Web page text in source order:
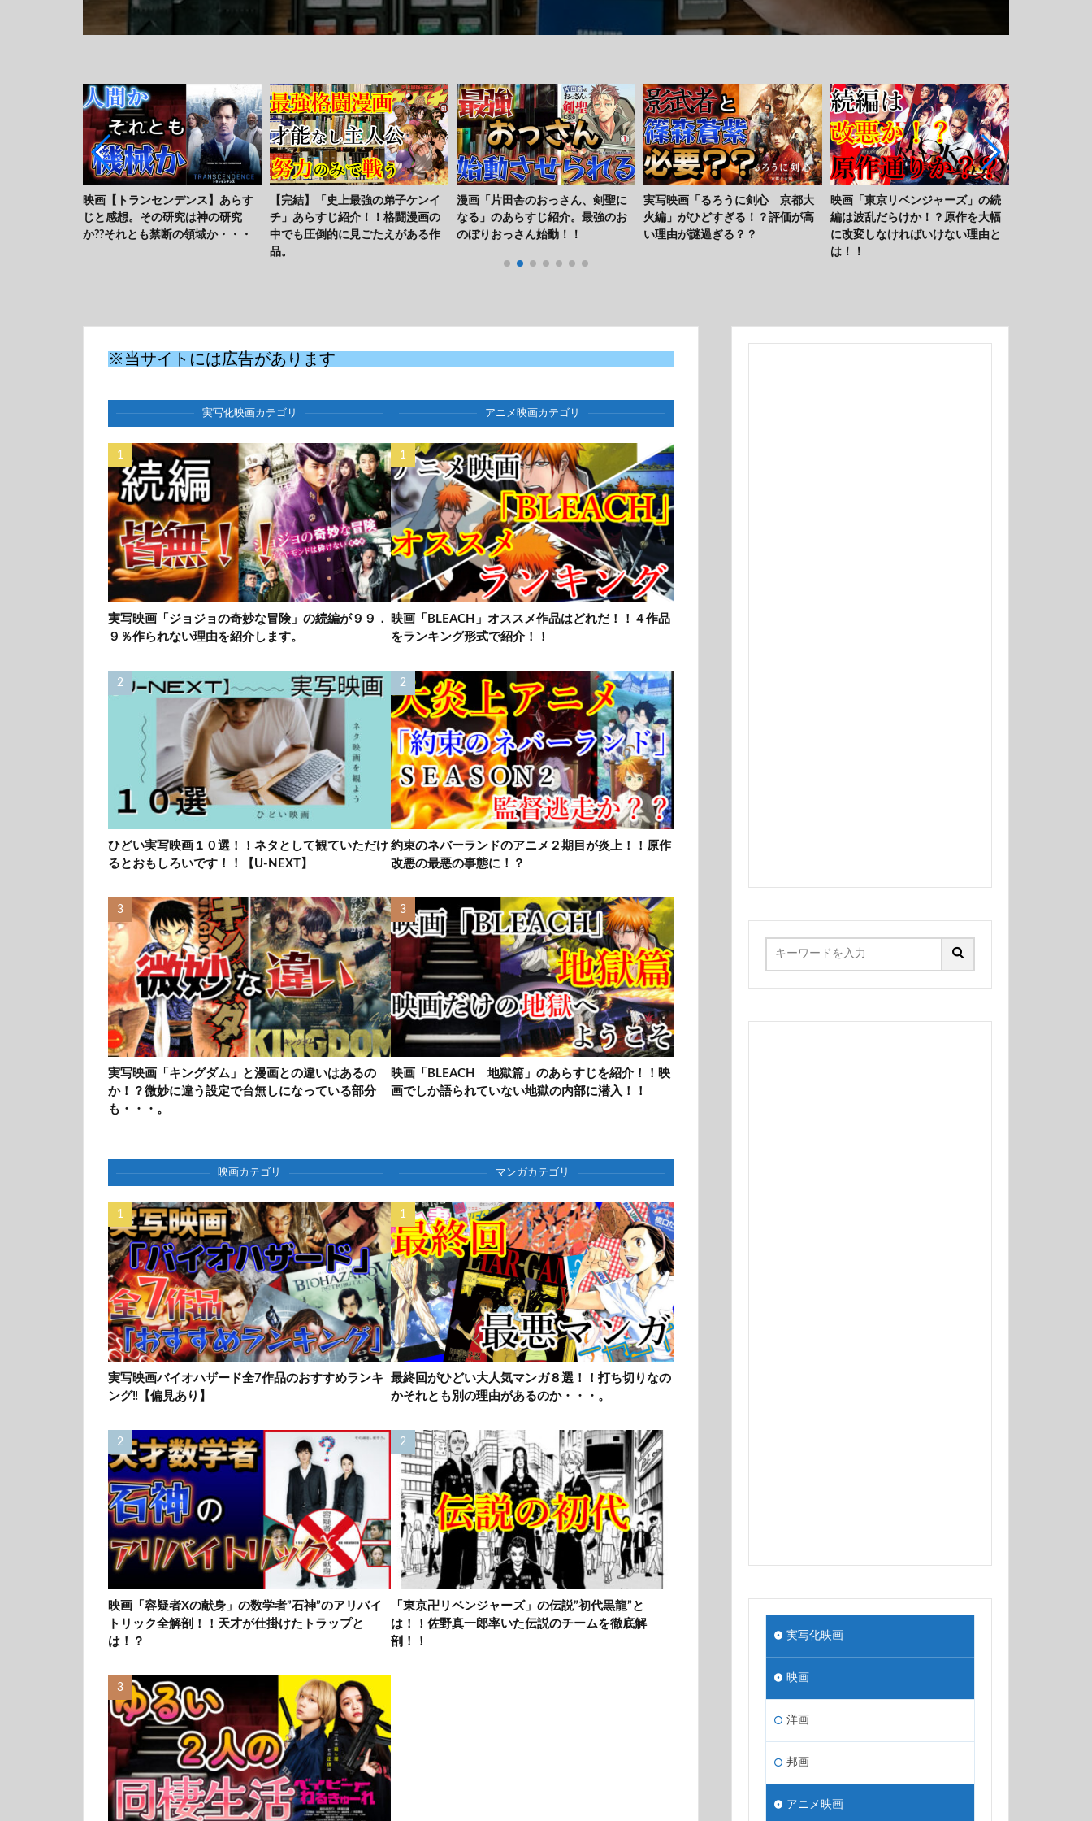
【完結】「史上最強の弟子ケンイ
チ」あらすじ紹介！！格闘漫画の
中でも圧倒的に見ごたえがある作
漫画「片田舎のおっさん、剣聖に
なる」のあらすじ紹介。最強のお
のぼりおっさん始動！！
実写映画「るろうに剣心 京都大
火編」がひどすぎる！？評価が高
い理由が謎過ぎる？？
映画「東京リベンジャーズ」の続
編は波乱だらけか！？原作を大幅
に改変しなければいけない理由と
映画「アンチャーテッド」のあら
すじと感想。若き日のネイサンと
サリーに出会える！！
※当サイトには広告があります
実写化映画カテゴリ
実写映画「ジョジョの奇妙な冒険」の続編が９９．
９％作られない理由を紹介します。
ひどい実写映画１０選！！ネタとして観ていただけ
るとおもしろいです！！【U-NEXT】
実写映画「キングダム」と漫画との違いはあるの
か！？微妙に違う設定で台無しになっている部分
も・・・。
アニメ映画カテゴリ
映画「BLEACH」オススメ作品はどれだ！！４作品
をランキング形式で紹介！！
約束のネバーランドのアニメ２期目が炎上！！原作
改悪の最悪の事態に！？
映画「BLEACH 地獄篇」のあらすじを紹介！！映
画でしか語られていない地獄の内部に潜入！！
映画カテゴリ
実写映画バイオハザード全7作品のおすすめランキ
ング‼【偏見あり】
映画「容疑者Xの献身」の数学者”石神”のアリバイ
トリック全解剖！！天才が仕掛けたトラップと
は！？
マンガカテゴリ
最終回がひどい大人気マンガ８選！！打ち切りなの
かそれとも別の理由があるのか・・・。
「東京卍リベンジャーズ」の伝説”初代黒龍”と
は！！佐野真一郎率いた伝説のチームを徹底解
剖！！
実写化映画
映画
洋画
邦画
アニメ映画